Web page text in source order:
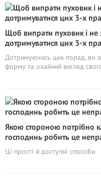
Щоб випрати пуховик і не
дотримуватися цих 3-х
Дотримуючись цих порад, ви
форму та охайний вигляд
Якою стороною потрібно
господинь робить це
Ці прості й доступні способи